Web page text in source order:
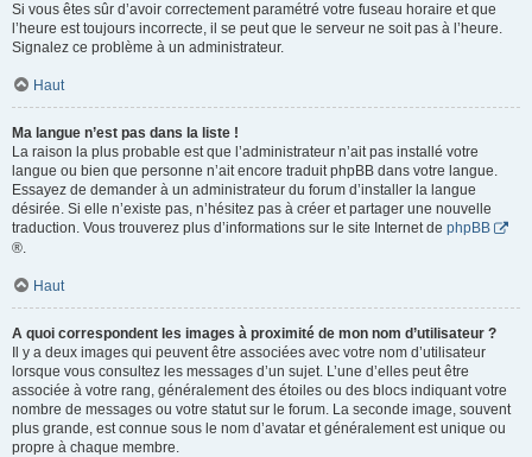
Si vous êtes sûr d’avoir correctement paramétré votre fuseau horaire et que
l’heure est toujours incorrecte, il se peut que le serveur ne soit pas à l’heure.
Signalez ce problème à un administrateur.
Haut
Ma langue n’est pas dans la liste !
La raison la plus probable est que l’administrateur n’ait pas installé votre
langue ou bien que personne n’ait encore traduit phpBB dans votre langue.
Essayez de demander à un administrateur du forum d’installer la langue
désirée. Si elle n’existe pas, n’hésitez pas à créer et partager une nouvelle
traduction. Vous trouverez plus d’informations sur le site Internet de phpBB
®.
Haut
A quoi correspondent les images à proximité de mon nom d’utilisateur ?
Il y a deux images qui peuvent être associées avec votre nom d’utilisateur
lorsque vous consultez les messages d’un sujet. L’une d’elles peut être
associée à votre rang, généralement des étoiles ou des blocs indiquant votre
nombre de messages ou votre statut sur le forum. La seconde image, souvent
plus grande, est connue sous le nom d’avatar et généralement est unique ou
propre à chaque membre.